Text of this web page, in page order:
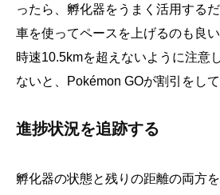
ったら、孵化器をうまく活用する
車を使ってペースを上げるのも良
時速10.5kmを超えないように注意
ないと、Pokémon GOが割引をし
進捗状況を追跡する
孵化器の状態と残りの距離の両方